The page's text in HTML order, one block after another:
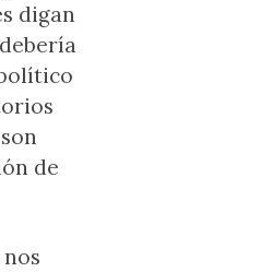
digan
de